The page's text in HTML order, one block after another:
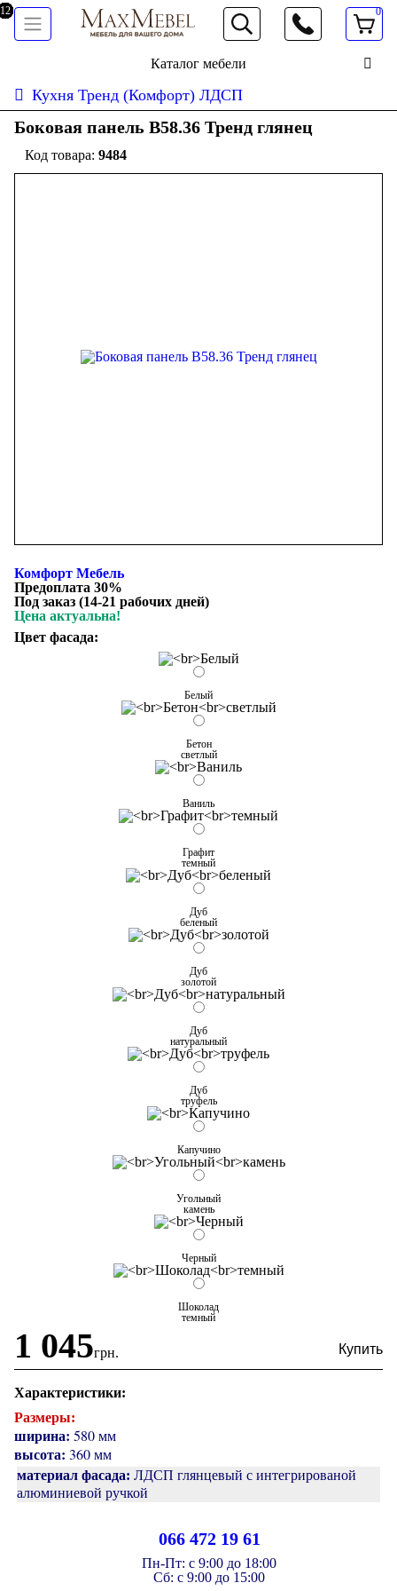
066 472 19 61
0
Каталог мебели
Кухня Тренд (Комфорт) ЛДСП
Боковая панель В58.36 Тренд глянец
9484
Комфорт Мебель
Предоплата 30%
Под заказ (14-21 рабочих дней)
Цена актуальна!
Цвет фасада:
Белый
Бетон
светлый
Ваниль
Графит
темный
Дуб
беленый
Дуб
золотой
Дуб
натуральный
Дуб
труфель
Капучино
Угольный
камень
Черный
Шоколад
темный
1 045грн.
Характеристики:
Размеры:
ширина: 580 мм
высота: 360 мм
материал фасада: ЛДСП глянцевый с интегрированой
алюминиевой ручкой
066 472 19 61
Пн-Пт: с 9:00 до 18:00
Cб: с 9:00 до 15:00